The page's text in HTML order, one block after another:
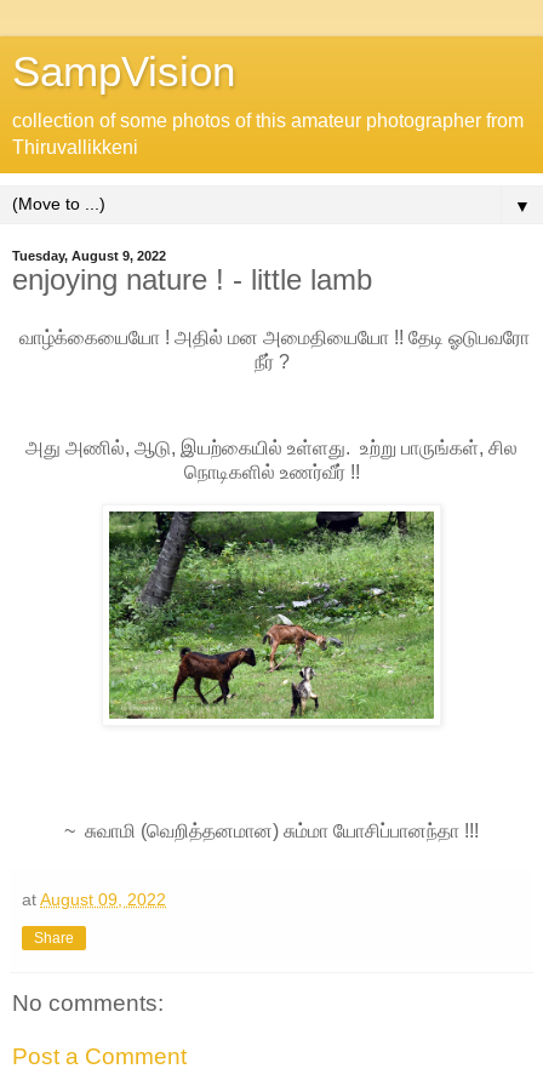
SampVision
collection of some photos of this amateur photographer from
Thiruvallikkeni
▼
Tuesday, August 9, 2022
enjoying nature ! - little lamb
வாழ்க்கையையோ ! அதில் மன அமைதியையோ !! தேடி ஓடுபவரோ
நீர் ?
அது அணில், ஆடு, இயற்கையில் உள்ளது. உற்று பாருங்கள், சில
நொடிகளில் உணர்வீர் !!
~ சுவாமி (வெறித்தனமான) சும்மா யோசிப்பானந்தா !!!
atAugust 09, 2022
Share
No comments:
Post a Comment